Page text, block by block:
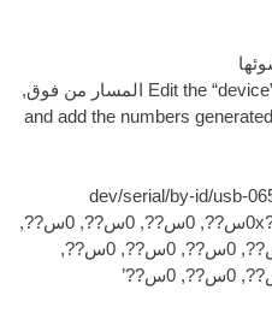
Edit the
المسار من فوق,
and add the num­bers
dev/seri­al/by-id/usb-
??, 0س??, 0س??, 0س??, 0س??,
0س??, 0س??, 0س??, 0س??, 0س??, 0س??,
’